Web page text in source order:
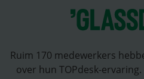
Ruim 170 medewerkers
over hun TOPdesk-